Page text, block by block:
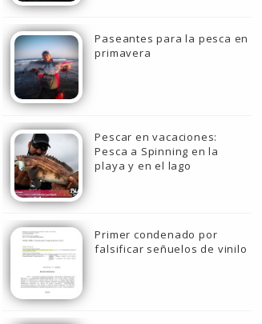
Paseantes para la pesca en
primavera
Pescar en vacaciones:
Pesca a Spinning en la
playa y en el lago
Primer condenado por
falsificar señuelos de vinilo